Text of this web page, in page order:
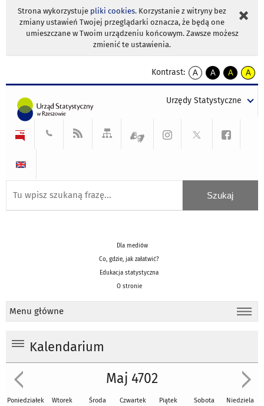
Strona wykorzystuje pliki cookies. Korzystanie z witryny bez
zmiany ustawień Twojej przeglądarki oznacza, że będą one
umieszczane w Twoim urządzeniu końcowym. Zawsze możesz
zmienić te ustawienia.
Kontrast:
A
kontrast
A
kontrast
tekst
czarnym
A
kontrast
tekst
czarnym
A
tekst
żółtym
Urzędy Statystyczne
Dla mediów
Co, gdzie, jak załatwić?
Edukacja statystyczna
O stronie
Menu główne
Kalendarium
Maj 4702
Poniedziałek Wtorek Środa Czwartek Piątek Sobota Niedziela